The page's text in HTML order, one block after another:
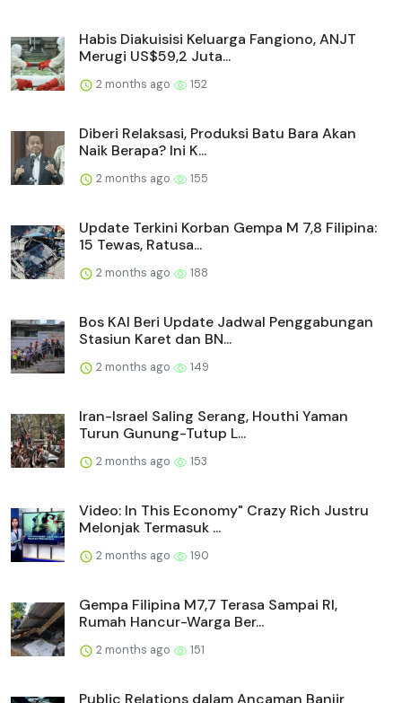
Habis Diakuisisi Keluarga Fangiono, ANJT
Merugi US$59,2 Juta...
2 months ago 152
Diberi Relaksasi, Produksi Batu Bara Akan
Naik Berapa? Ini K...
2 months ago 155
Update Terkini Korban Gempa M 7,8 Filipina:
15 Tewas, Ratusa...
2 months ago 188
Bos KAI Beri Update Jadwal Penggabungan
Stasiun Karet dan BN...
2 months ago 149
Iran-Israel Saling Serang, Houthi Yaman
Turun Gunung-Tutup L...
2 months ago 153
Video: In This Economy" Crazy Rich Justru
Melonjak Termasuk ...
2 months ago 190
Gempa Filipina M7,7 Terasa Sampai RI,
Rumah Hancur-Warga Ber...
2 months ago 151
Public Relations dalam Ancaman Banjir